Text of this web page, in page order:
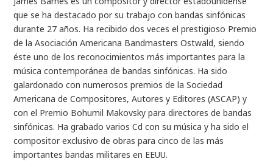
que se ha destacado por su trabajo con bandas sinfónicas
durante 27 años. Ha recibido dos veces el prestigioso Premio
de la Asociación Americana Bandmasters Ostwald, siendo
éste uno de los reconocimientos más importantes para la
música contemporánea de bandas sinfónicas. Ha sido
galardonado con numerosos premios de la Sociedad
Americana de Compositores, Autores y Editores (ASCAP) y
con el Premio Bohumil Makovsky para directores de bandas
sinfónicas. Ha grabado varios Cd con su música y ha sido el
compositor exclusivo de obras para cinco de las más
importantes bandas militares en EEUU.